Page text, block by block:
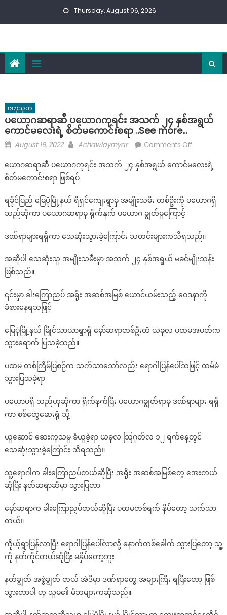
Thursday, August 06, 2026
ဗဟုသုတ
ပယောဂဆရာဆီ ပယောဂကုရင်း အသက် ၂၄ နှစ်အရွယ်
ကောင်မလေးရဲ့ စိတ်မကောင်းစရာ ..See more…
Posted
August 19, 2022 Author
Achawlaymyar Comments Offon
ဆရာ
ကု
၂၄
အရွယ်
စိတ်
စရာ
ယောဂဆရာဆီ ပယောဂကုရင်း အသက် ၂၄ နှစ်အရွယ် ကောင်မလေးရဲ့
စိတ်မကောင်းစရာ ဖြစ်ရပ်
ရခိုင်ပြည် မြေပုံမြို့နယ် ရီရှင်ကျေးရွာမှ အမျိုးသမီး တစ်ဦးကို ပယောဂရှိ
သည်ဆိုကာ ပယောဂဆရာမှ ရိုက်နှက် ပယောဂ ချွတ်မှုကြောင့်
ဒဏ်ရာများရရှိကာ သေဆုံးသွားခဲ့ကြောင်း သတင်းများကသိရသည်။
အဆိုပါ သေဆုံးသူ အမျိုးသမီးမှာ အသက် ၂၄ နှစ်အရွယ် မခင်မျိုးသန်း
ဖြစ်သည်။
၎င်းမှာ ခါးကြောညှပ် အရိုး အဆစ်အမြစ် ယောင်ယမ်းသည့် ဝေဒနာကို
ခံစားနေရသဖြင့်
မြေပုံမြို့နယ် မြိုင်သာယာရွာရှိ မှော်ဆရာတစ်ဦးထံ ယခုလ ပထမအပတ်က
သွားရောက် ပြသခဲ့သည်။
ပထမ တစ်ကြိမ်ပြစဉ်က သက်သာသော်လည်း ရောဂါပြန်ပေါ်သဖြင့် ထမ်မံ
သွားပြသခဲ့ရာ
ပယောပရှိ သည်ဟုဆိုကာ ရိုက်နှက်ပြီး ပယောဂချွတ်ရာမှ ဒဏ်ရာများ ရရှိ
ကာ စစ်တွေဆေးရုံ သို့
ယူဆောင် ဆေးကုသမှု ခံယူခဲ့ရာ ယခုလ သြဂုတ်လ ၁၂ ရက်နေ့တွင်
သေဆုံးသွားခဲ့ကြောင်း သိရသည်။
သူ့ရောဂါက ခါးကြောညှပ်တယ်ဆိုပြီး အရိုး အဆစ်အမြစ်တွေ အေးတယ်
ဆိုပြီး နတ်ဆရာဆီမှာ သွားပြတာ
မှော်ဆရာက ခါးကြောညှပ်တယ်ဆိုပြီး ပထမတစ်ရက် နှိပ်တော့ သက်သာ
တယ်။
ကိုယ့်ရွာပြန်လာပြီး ရောဂါပြန်ပေါ်လာလို့ နောက်တစ်ခေါက် သွားပြတော့ သူ့
ကို နတ်ကိုင်တယ်ဆိုပြီး မနှိပ်တော့ဘူး
နတ်ချွတ် အစွဲချွတ် တယ် အဲဒီမှာ ဒဏ်ရာတွေ အများကြီး ရပြီးတော့ ဖြစ်
သွားတာပါ ဟု သူမ၏ မိဘများကဆိုသည်။